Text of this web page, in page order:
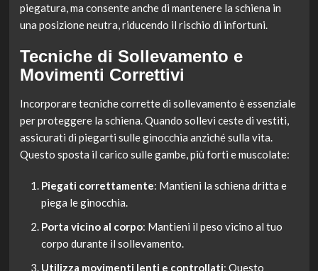
piegatura, ma consente anche di mantenere la schiena in
una posizione neutra, riducendo il rischio di infortuni.
Tecniche di Sollevamento e
Movimenti Correttivi
Incorporare tecniche corrette di sollevamento è essenziale
per proteggere la schiena. Quando sollevi ceste di vestiti,
assicurati di piegarti sulle ginocchia anziché sulla vita.
Questo sposta il carico sulle gambe, più forti e muscolate:
Piegati correttamente: Mantieni la schiena dritta e
piega le ginocchia.
Porta vicino al corpo: Mantieni il peso vicino al tuo
corpo durante il sollevamento.
Utilizza movimenti lenti e controllati: Questo